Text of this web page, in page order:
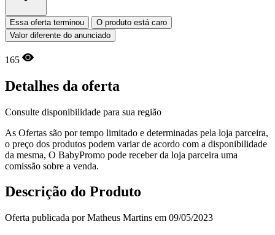
Essa oferta terminou
O produto está caro
Valor diferente do anunciado
165
Detalhes da oferta
Consulte disponibilidade para sua região
As Ofertas são por tempo limitado e determinadas pela loja parceira,
o preço dos produtos podem variar de acordo com a disponibilidade
da mesma, O BabyPromo pode receber da loja parceira uma
comissão sobre a venda.
Descrição do Produto
Oferta publicada por Matheus Martins em 09/05/2023